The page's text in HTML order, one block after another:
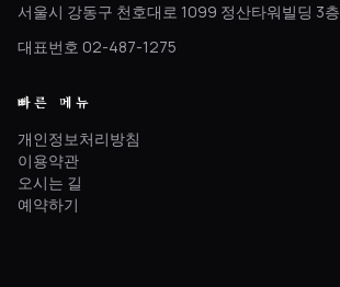
서울시 강동구 천호대로 1099 정산타워빌딩 3층
대표번호 02-487-1275
빠른 메뉴
개인정보처리방침
이용약관
오시는 길
예약하기